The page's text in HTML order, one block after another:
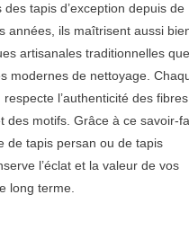
des tapis d’exception depuis de
années, ils maîtrisent aussi
artisanales traditionnelles que
modernes de nettoyage.
respecte l’authenticité des fibres
des motifs. Grâce à ce savoir-
de tapis persan ou de tapis
l’éclat et la valeur de vos
long terme.